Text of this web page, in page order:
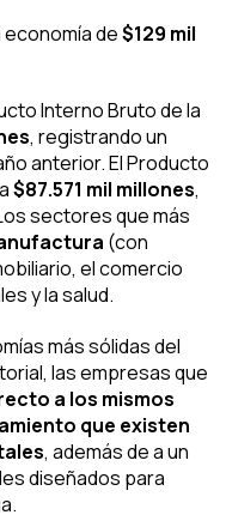
de$129 mil
Interno Bruto de la
, registrando un
anterior. El Producto
$87.571 mil millones,
sectores que más
(con
el comercio
y la salud.
más sólidas del
las empresas que
a los mismos
que existen
, además de a un
diseñados para